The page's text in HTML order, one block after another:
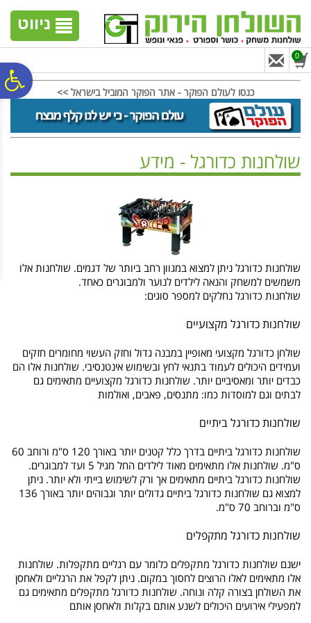
נגישות
אתר
המרכזי
ניווט
0
כנסו לעולם הפוקר - אתר הפוקר המוביל בישראל >>
שולחנות כדורגל - מידע
שולחנות כדורגל ניתן למצוא במגוון רחב ביותר של דגמים. שולחנות אלו
משמשים למשחק והנאה לילדים לנוער ולמבוגרים כאחד.
שולחנות כדורגל נחלקים למספר סוגים:
שולחנות כדורגל מקצועיים
שולחן כדורגל מקצועי מאופיין במבנה גדול וחזק העשוי מחומרים חזקים
ועמידים היכולים לעמוד בתנאי לחץ ובשימוש אינטנסיבי. שולחנות אלו הם
כבדים יותר ומאסיביים יותר. שולחנות כדורגל מקצועיים מתאימים גם
לבתים וגם למוסדות כמו: מתנסים, פאבים, ואולמות
שולחנות כדורגל ביתיים
שולחנות כדורגל ביתיים בדרך כלל קטנים יותר באורך 120 ס"מ ורוחב 60
ס"מ. שולחנות אלו מתאימים מאוד לילדים החל מגיל 5 ועד למבוגרים.
שולחנות כדורגל ביתיים מתאימים אך ורק לשימוש בייתי ולא יותר. ניתן
למצוא גם שולחנות כדורגל ביתיים גדולים יותר וגבוהים יותר באורך 136
ס"מ וברוחב 70 ס"מ.
שולחנות כדורגל מתקפלים
ישנם שולחנות כדורגל מתקפלים כלומר עם רגליים מתקפלות. שולחנות
אלו מתאימים לאלו הרוצים לחסוך במקום. ניתן לקפל את הרגליים ולאחסן
את השולחן בצורה קלה ונוחה. שולחנות כדורגל מתקפלים מתאימים גם
למפעילי אירועים היכולים לשנע אותם בקלות ולאחסן אותם